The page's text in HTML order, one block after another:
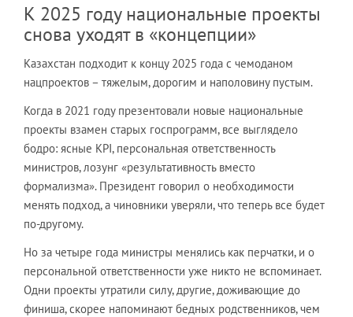
К 2025 году национальные проекты
снова уходят в «концепции»
Казахстан подходит к концу 2025 года с чемоданом
нацпроектов – тяжелым, дорогим и наполовину пустым.
Когда в 2021 году презентовали новые национальные
проекты взамен старых госпрограмм, все выглядело
бодро: ясные KPI, персональная ответственность
министров, лозунг «результативность вместо
формализма». Президент говорил о необходимости
менять подход, а чиновники уверяли, что теперь все будет
по-другому.
Но за четыре года министры менялись как перчатки, и о
персональной ответственности уже никто не вспоминает.
Одни проекты утратили силу, другие, доживающие до
финиша, скорее напоминают бедных родственников, чем